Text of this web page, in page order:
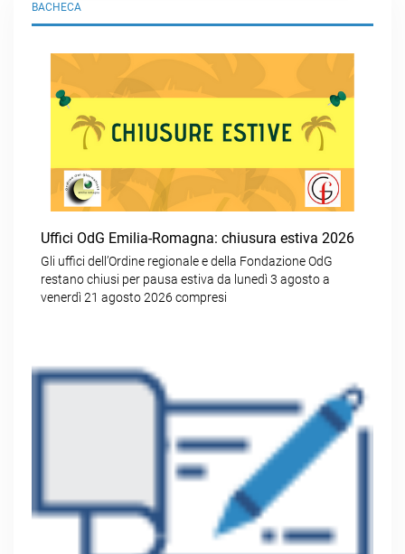
BACHECA
Uffici OdG Emilia-Romagna: chiusura estiva 2026
Gli uffici dell’Ordine regionale e della Fondazione OdG
restano chiusi per pausa estiva da lunedì 3 agosto a
venerdì 21 agosto 2026 compresi